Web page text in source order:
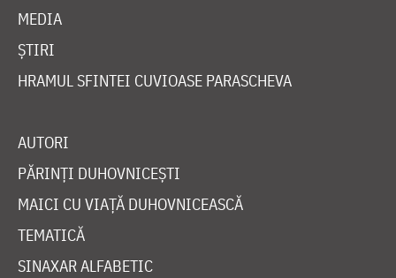
MEDIA
ȘTIRI
HRAMUL SFINTEI CUVIOASE PARASCHEVA
AUTORI
PĂRINȚI DUHOVNICEȘTI
MAICI CU VIAȚĂ DUHOVNICEASCĂ
TEMATICĂ
SINAXAR ALFABETIC